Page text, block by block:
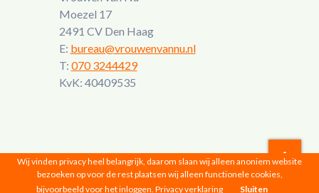
Moezel 17
2491 CV Den Haag
E: bureau@vrouwenvannu.nl
T: 070 3244429
KvK: 40409535
Vrouwen van Nu © 2026 |Privacyverklaring
Wij vinden privacy heel belangrijk, daarom slaan wij alleen anoniem website
bezoeken op voor de rest plaatsen wij alleen functionele cookies,
bijvoorbeeld voor het inloggen. Privacy verklaring Sluiten